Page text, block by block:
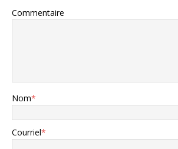
Commentaire
Nom*
Courriel*